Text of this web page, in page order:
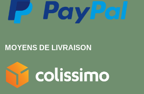
MOYENS DE LIVRAISON